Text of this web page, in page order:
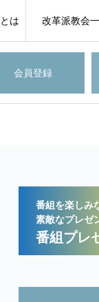
会員登録
は 改革派教会
番組を楽しみ
素敵なプレゼ
番組プレ